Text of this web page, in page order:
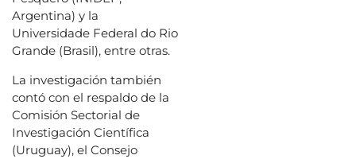
Argentina) y la
Universidade Federal do Rio
Grande (Brasil), entre otras.
La investigación también
contó con el respaldo de la
Comisión Sectorial de
Investigación Científica
(Uruguay), el Consejo